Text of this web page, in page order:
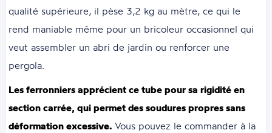
qualité supérieure, il pèse 3,2 kg au mètre, ce qui le
rend maniable même pour un bricoleur occasionnel qui
veut assembler un abri de jardin ou renforcer une
pergola.
Les ferronniers apprécient ce tube pour sa rigidité en
section carrée, qui permet des soudures propres sans
déformation excessive. Vous pouvez le commander à la